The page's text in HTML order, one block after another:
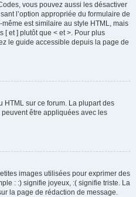
vous pouvez aussi les désactiver
l’option appropriée du formulaire de
est similaire au style HTML, mais
[ et ] plutôt que < et >. Pour plus
le guide accessible depuis la page de
HTML sur ce forum. La plupart des
être appliquées avec les
images utilisées pour exprimer des
: :) signifie joyeux, :( signifie triste. La
la page de rédaction de message.